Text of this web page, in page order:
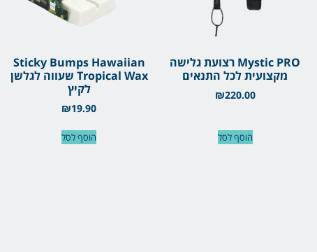
Mystic PRO רצועת גלישה
מקצועית לכל התנאים
₪220.00
הוסף לסל
Sticky Bumps Hawaiian
Tropical Wax שעווה לגלשן
לקיץ
₪19.90
הוסף לסל